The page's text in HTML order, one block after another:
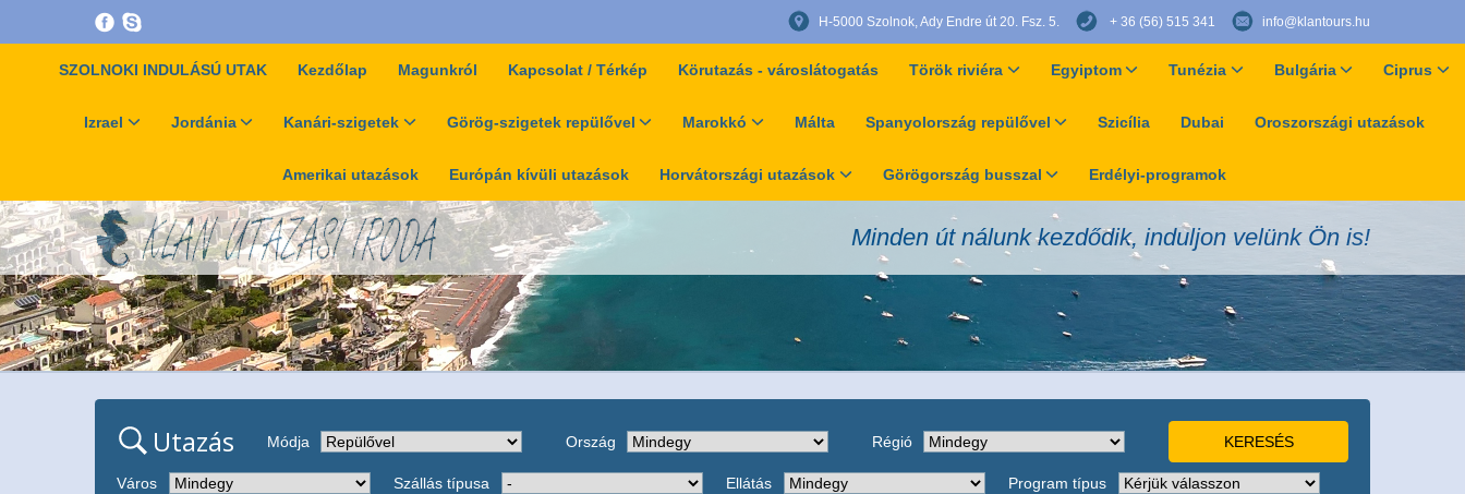
H-5000 Szolnok, Ady Endre út 20. Fsz. 5. + 36 (56) 515 341 info@klantours.hu
SZOLNOKI INDULÁSÚ UTAK Kezdőlap Magunkról Kapcsolat / Térkép Körutazás - városlátogatás Török riviéra Egyiptom Tunézia Bulgária Ciprus
Izrael Jordánia Kanári-szigetek Görög-szigetek repülővel Marokkó Málta Spanyolország repülővel Szicília Dubai Oroszországi utazások
Amerikai utazások Európán kívüli utazások Horvátországi utazások Görögország busszal Erdélyi-programok
Minden út nálunk kezdődik, induljon velünk Ön is!
Utazás Módja Ország Régió
Város Szállás típusa Ellátás Program típus